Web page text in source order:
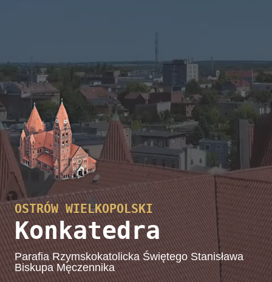
OSTRÓW WIELKOPOLSKI
Konkatedra
Parafia Rzymskokatolicka Świętego Stanisława
Biskupa Męczennika